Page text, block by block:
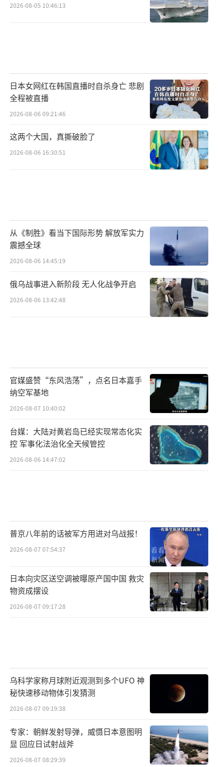
2026-08-05 10:46:13
日本女网红在韩国直播时自杀身亡 悲剧
全程被直播
2026-08-06 09:21:46
这两个大国，真撕破脸了
2026-08-06 16:30:51
从《制胜》看当下国际形势 解放军实力
震撼全球
2026-08-06 14:45:19
俄乌战事进入新阶段 无人化战争开启
2026-08-06 13:42:48
官媒盛赞“东风浩荡”，点名日本嘉手
纳空军基地
2026-08-07 10:40:02
台媒：大陆对黄岩岛已经实现常态化实
控 军事化法治化全天候管控
2026-08-06 14:47:02
普京八年前的话被军方用进对乌战报！
2026-08-07 07:54:37
日本向灾区送空调被曝原产国中国 救灾
物资成摆设
2026-08-07 09:17:28
乌科学家称月球附近观测到多个UFO 神
秘快速移动物体引发猜测
2026-08-07 09:19:38
专家：朝鲜发射导弹，威慑日本意图明
显 回应日试射战斧
2026-08-07 08:29:39